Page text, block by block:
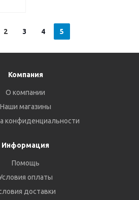
2 3 4 5
Компания
О компании
Наши магазины
конфиденциальности
Информация
Помощь
оплаты
доставки